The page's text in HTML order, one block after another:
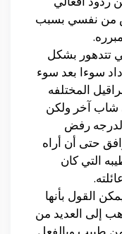
من نفسي بسبب
تتدهور بشكل
سوءا بعد سوء
المختلفه
شاب آخر ولكن
لدرجه رفض
حتى أن أراه
التي كان
القول بأنها
إلى العديد من
طبيب وبالفعل